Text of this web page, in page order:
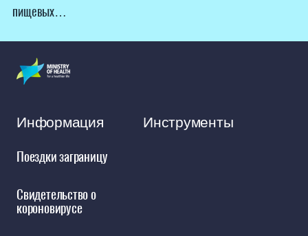
пищевых…
Информация
Поездки заграницу
Свидетельство о
короновирусе
Инструменты